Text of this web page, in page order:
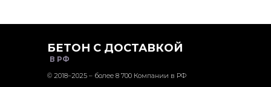
БЕТОН С ДОСТАВКОЙ
В РФ
© 2018–2025 – более 8 700 Компании в РФ